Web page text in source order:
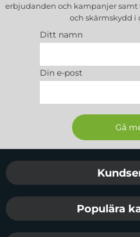
erbjudanden och kampanjer samt
och skärmskydd i
Ditt namn
Din e-post
Sidfot Blandad
Populära